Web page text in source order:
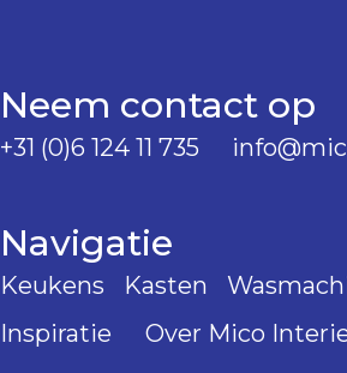
Neem contact op
+31 (0)6 124 11 735
Navigatie
Keukens Kasten
Inspiratie
Over Mico